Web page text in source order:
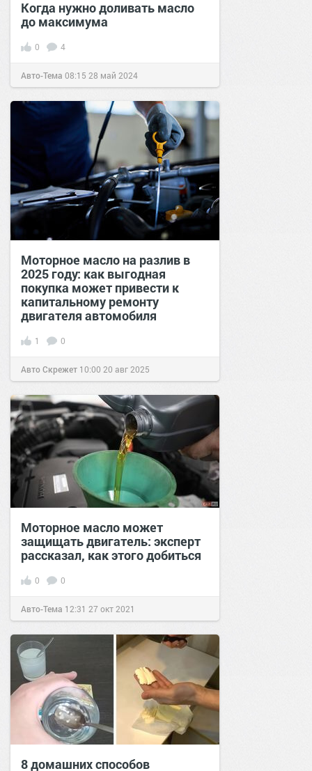
Когда нужно доливать масло
до максимума
0 4
Авто-Тема 08:15 28 май 2024
Моторное масло на разлив в
2025 году: как выгодная
покупка может привести к
капитальному ремонту
двигателя автомобиля
1 0
Авто Скрежет 10:00 20 авг 2025
Моторное масло может
защищать двигатель: эксперт
рассказал, как этого добиться
0 0
Авто-Тема 12:31 27 окт 2021
8 домашних способов